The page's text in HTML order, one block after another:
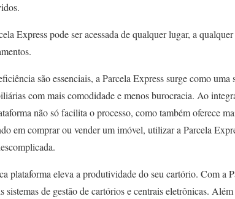
Express pode ser acessada de qualquer lugar, a
são essenciais, a Parcela Express surge como
com mais comodidade e menos burocracia. Ao
não só facilita o processo, como também oferece
em comprar ou vender um imóvel, utilizar a Parcela
plataforma eleva a produtividade do seu cartório. Com a
de gestão de cartórios e centrais eletrônicas.